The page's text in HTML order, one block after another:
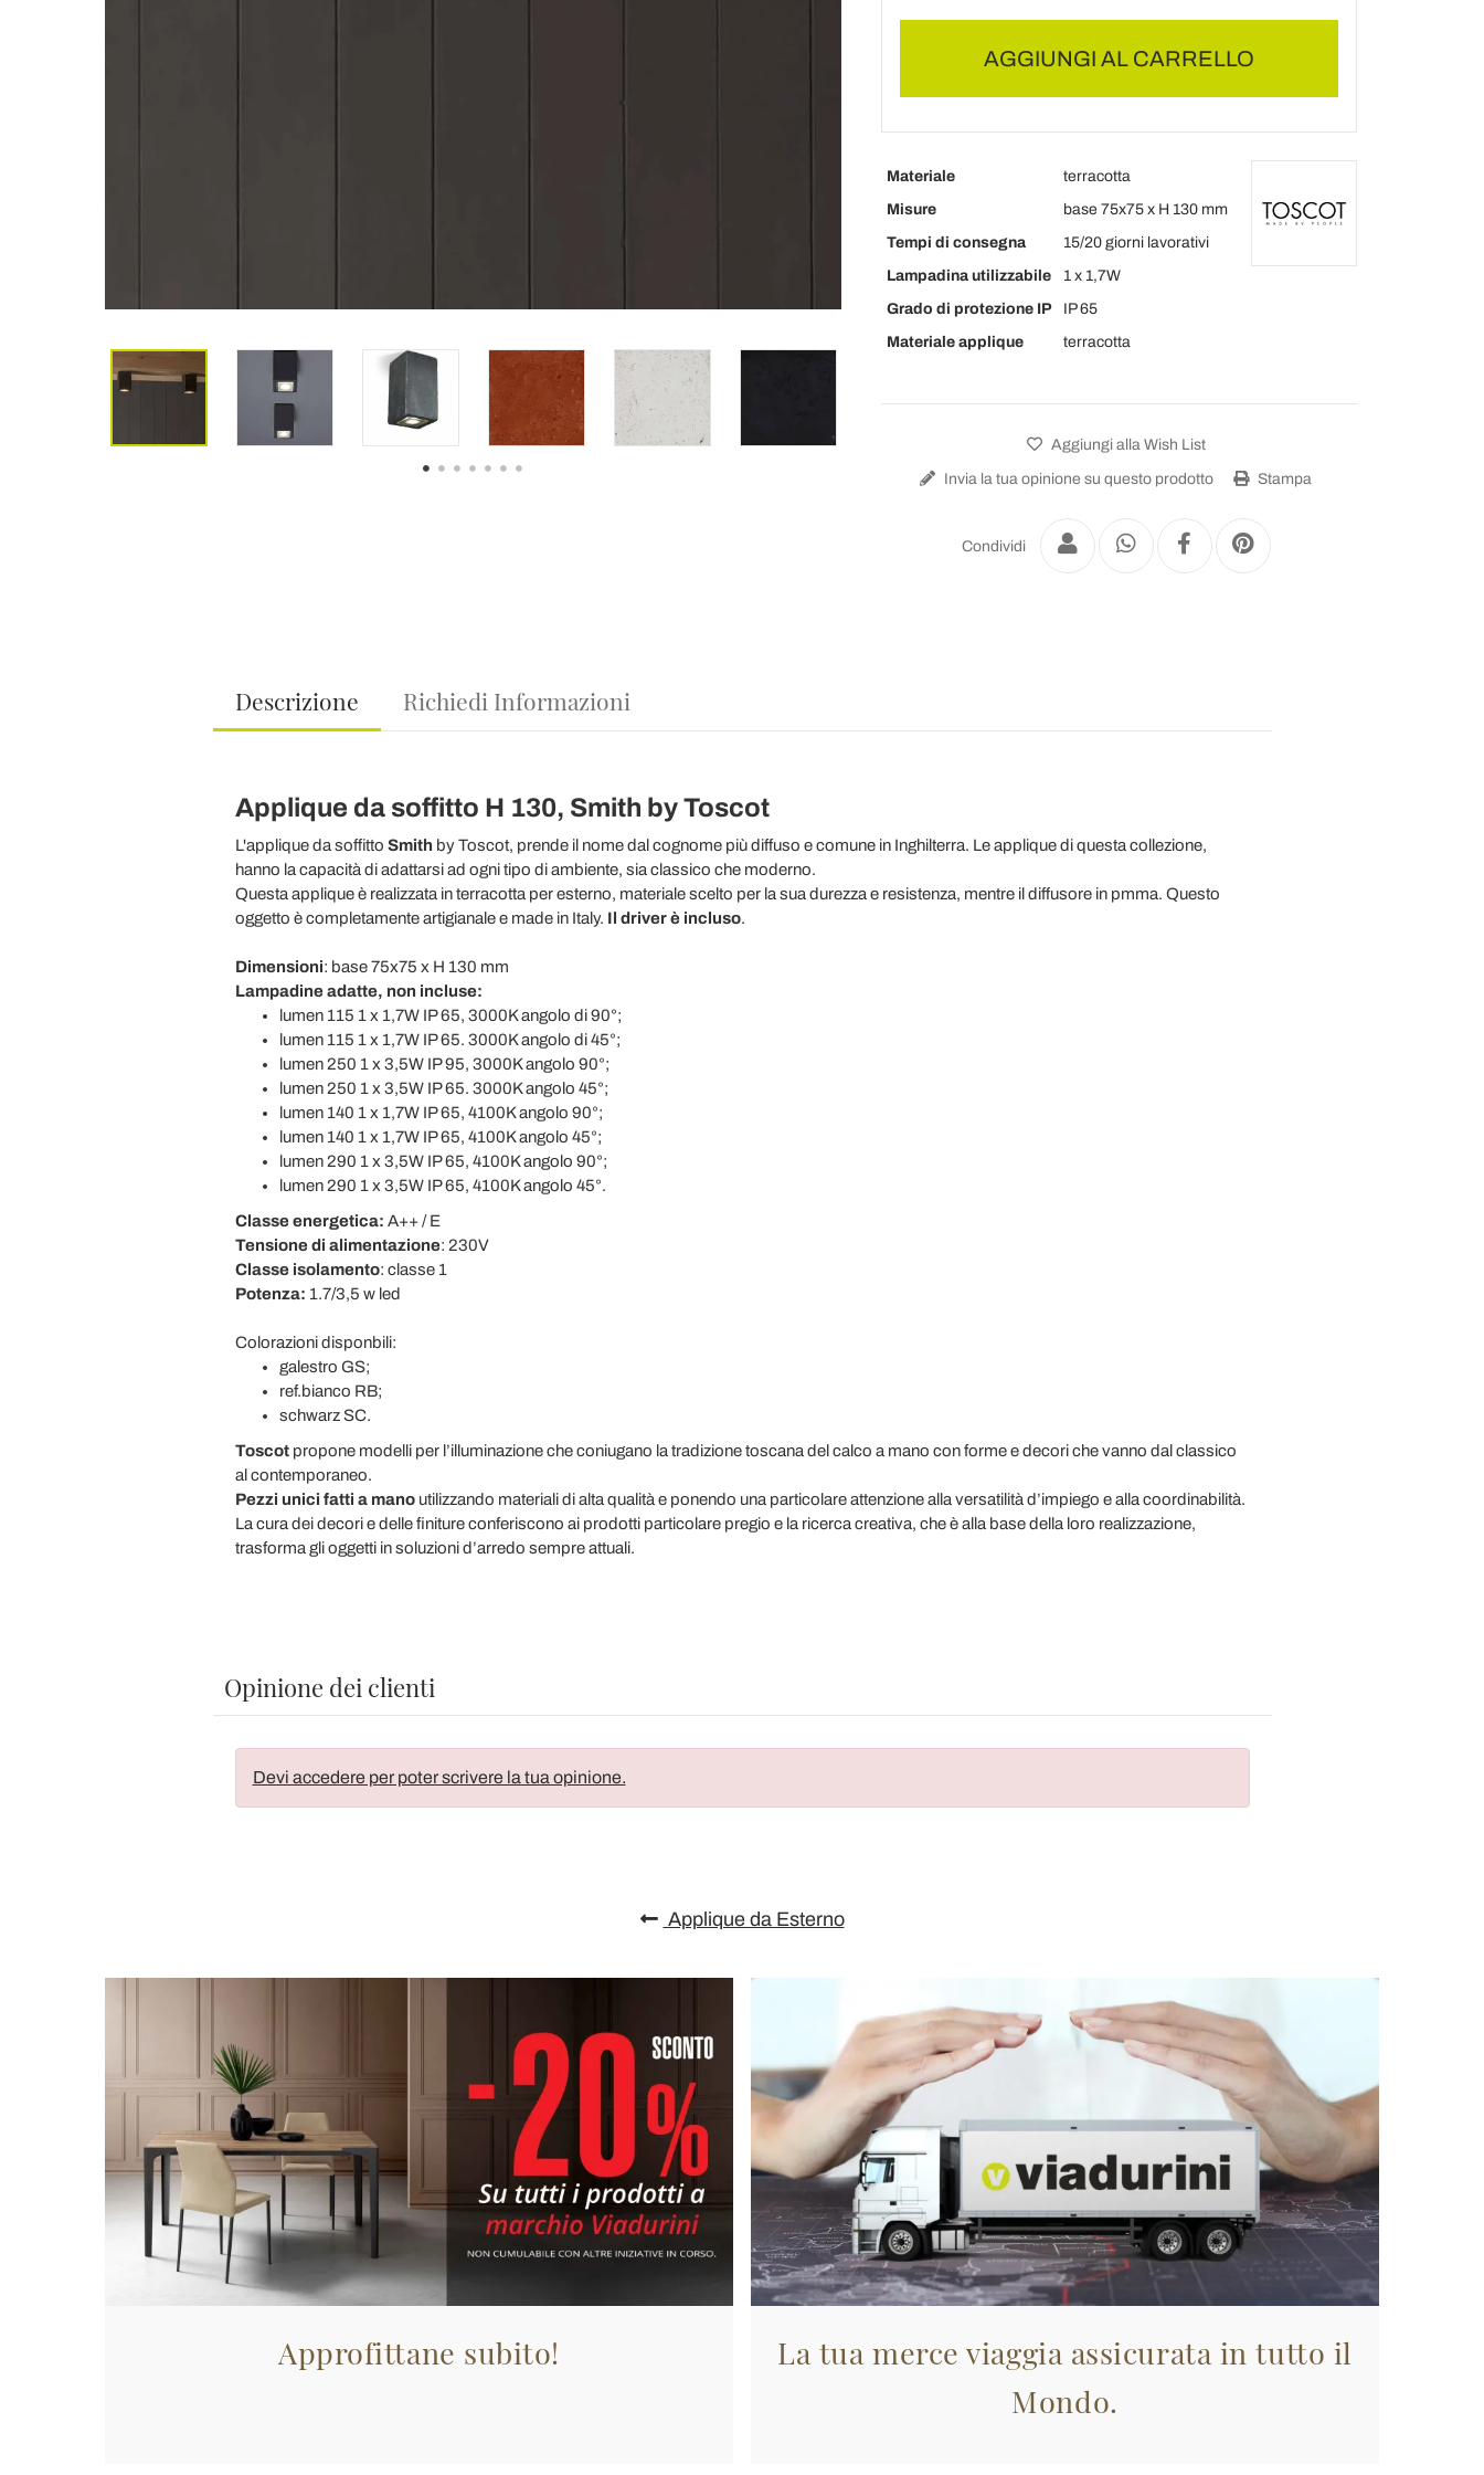
AGGIUNGI AL CARRELLO
Materiale
terracotta
Misure
base 75x75 x H 130 mm
Tempi di consegna
15/20 giorni lavorativi
Lampadina utilizzabile
1 x 1,7W
Grado di protezione IP
IP 65
Materiale applique
terracotta
Aggiungi alla Wish List
Invia la tua opinione su questo prodotto Stampa
Condividi
Descrizione Richiedi Informazioni
Applique da soffitto H 130, Smith by Toscot
L'applique da soffitto Smith by Toscot, prende il nome dal cognome più diffuso e comune in Inghilterra. Le applique di questa collezione,
hanno la capacità di adattarsi ad ogni tipo di ambiente, sia classico che moderno.
Questa applique è realizzata in terracotta per esterno, materiale scelto per la sua durezza e resistenza, mentre il diffusore in pmma. Questo
oggetto è completamente artigianale e made in Italy. Il driver è incluso.
Dimensioni: base 75x75 x H 130 mm
Lampadine adatte, non incluse:
lumen 115 1 x 1,7W IP 65, 3000K angolo di 90°;
lumen 115 1 x 1,7W IP 65. 3000K angolo di 45°;
lumen 250 1 x 3,5W IP 95, 3000K angolo 90°;
lumen 250 1 x 3,5W IP 65. 3000K angolo 45°;
lumen 140 1 x 1,7W IP 65, 4100K angolo 90°;
lumen 140 1 x 1,7W IP 65, 4100K angolo 45°;
lumen 290 1 x 3,5W IP 65, 4100K angolo 90°;
lumen 290 1 x 3,5W IP 65, 4100K angolo 45°.
Classe energetica: A++ / E
Tensione di alimentazione: 230V
Classe isolamento: classe 1
Potenza: 1.7/3,5 w led
Colorazioni disponbili:
galestro GS;
ref.bianco RB;
schwarz SC.
Toscotpropone modelli per l’illuminazione che coniugano la tradizione toscana del calco a mano con forme e decori che vanno dal classico
al contemporaneo.
Pezzi unici fatti a manoutilizzando materiali di alta qualità e ponendo una particolare attenzione alla versatilità d’impiego e alla coordinabilità.
La cura dei decori e delle finiture conferiscono ai prodotti particolare pregio e la ricerca creativa, che è alla base della loro realizzazione,
trasforma gli oggetti in soluzioni d’arredo sempre attuali.
Opinione dei clienti
Devi accedere per poter scrivere la tua opinione.
Applique da Esterno
Approfittane subito!
La tua merce viaggia assicurata in tutto il
Mondo.